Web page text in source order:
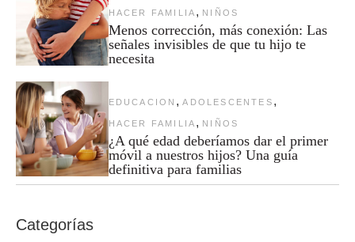
HACER FAMILIA , NIÑOS
Menos corrección, más conexión: Las
señales invisibles de que tu hijo te
necesita
EDUCACION , ADOLESCENTES ,
HACER FAMILIA , NIÑOS
¿A qué edad deberíamos dar el primer
móvil a nuestros hijos? Una guía
definitiva para familias
Categorías